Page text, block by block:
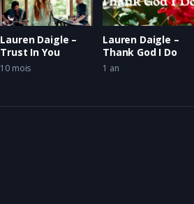
Lauren Daigle –
Trust In You
10 mois
Lauren Daigle –
Thank God I Do
1 an